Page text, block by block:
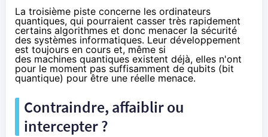
La troisième piste concerne les ordinateurs
quantiques, qui pourraient casser très rapidement
certains algorithmes et donc menacer la sécurité
des systèmes informatiques. Leur développement
est toujours en cours et, même si
des machines quantiques existent déjà, elles n'ont
pour le moment pas suffisamment de qubits (bit
quantique) pour être une réelle menace.
Contraindre, affaiblir ou
intercepter ?